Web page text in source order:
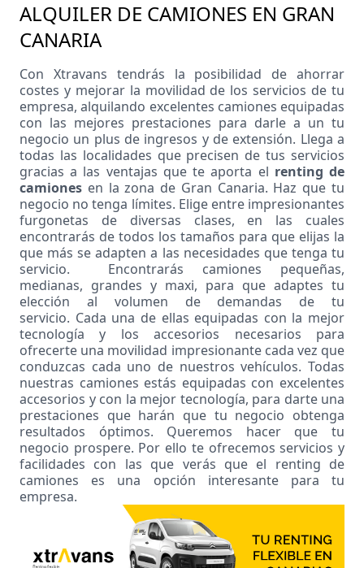
ALQUILER DE CAMIONES EN GRAN
CANARIA
Con Xtravans tendrás la posibilidad de ahorrar
costes y mejorar la movilidad de los servicios de tu
empresa, alquilando excelentes camiones equipadas
con las mejores prestaciones para darle a un tu
negocio un plus de ingresos y de extensión. Llega a
todas las localidades que precisen de tus servicios
gracias a las ventajas que te aporta el renting de
camiones en la zona de Gran Canaria. Haz que tu
negocio no tenga límites. Elige entre impresionantes
furgonetas de diversas clases, en las cuales
encontrarás de todos los tamaños para que elijas la
que más se adapten a las necesidades que tenga tu
servicio. Encontrarás camiones pequeñas,
medianas, grandes y maxi, para que adaptes tu
elección al volumen de demandas de tu
servicio. Cada una de ellas equipadas con la mejor
tecnología y los accesorios necesarios para
ofrecerte una movilidad impresionante cada vez que
conduzcas cada uno de nuestros vehículos. Todas
nuestras camiones estás equipadas con excelentes
accesorios y con la mejor tecnología, para darte una
prestaciones que harán que tu negocio obtenga
resultados óptimos. Queremos hacer que tu
negocio prospere. Por ello te ofrecemos servicios y
facilidades con las que verás que el renting de
camiones es una opción interesante para tu
empresa.